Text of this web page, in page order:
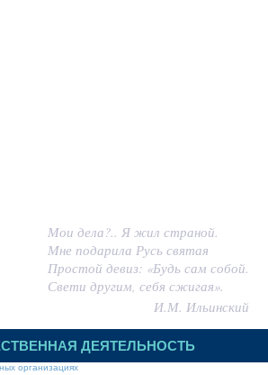
Мои дела?.. Я жил страной.
Мне подарила Русь святая
Простой девиз: «Будь сам собой.
Свети другим, себя сжигая».
И.М. Ильинский
ДЕЯТЕЛЬНОСТЬ
организациях